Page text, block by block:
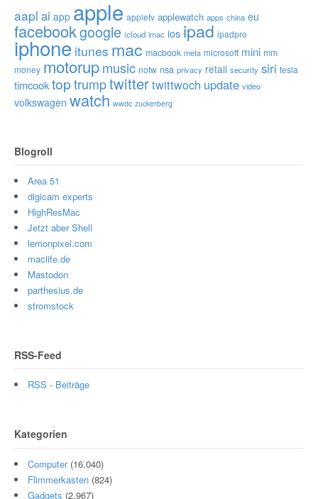
aapl ai app apple appletv applewatch apps china eu
facebookgoogle icloud imac ios ipad ipadpro
iphone itunes mac macbook meta microsoft mini mm
money motorupmusic notw nsa privacy retail security siri tesla
timcooktop trumptwittertwittwoch update video
volkswagen watch wwdc zuckerberg
Blogroll
Area 51
digicam experts
HighResMac
Jetzt aber Shell
lemonpixel.com
maclife.de
Mastodon
parthesius.de
stromstock
RSS-Feed
RSS - Beiträge
Kategorien
Computer(16.040)
Flimmerkasten (824)
Gadgets (2.967)